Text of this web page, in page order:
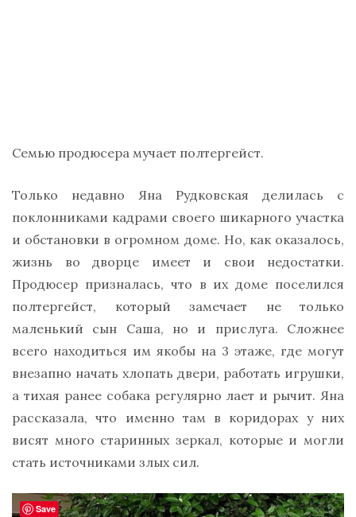
Семью продюсера мучает полтергейст.
Только недавно Яна Рудковская делилась с
поклонниками кадрами своего шикарного участка
и обстановки в огромном доме. Но, как оказалось,
жизнь во дворце имеет и свои недостатки.
Продюсер призналась, что в их доме поселился
полтергейст, который замечает не только
маленький сын Саша, но и прислуга. Сложнее
всего находиться им якобы на 3 этаже, где могут
внезапно начать хлопать двери, работать игрушки,
а тихая ранее собака регулярно лает и рычит. Яна
рассказала, что именно там в коридорах у них
висят много старинных зеркал, которые и могли
стать источниками злых сил.
Save